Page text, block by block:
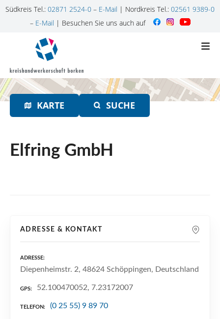
Südkreis Tel.: 02871 2524-0 – E-Mail | Nordkreis Tel.: 02561 9389-0
– E-Mail | Besuchen Sie uns auch auf
n
h
KARTE SUCHE
Elfring GmbH
ADRESSE & KONTAKT
ADRESSE
Diepenheimstr. 2, 48624 Schöppingen, Deutschland
GPS 52.100470052, 7.23172007
TELEFON (0 25 55) 9 89 70